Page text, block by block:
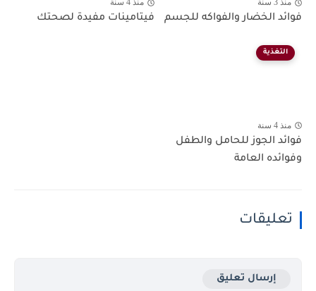
منذ 3 سنة
فوائد الخضار والفواكه للجسم
منذ 4 سنة
فيتامينات مفيدة لصحتك
التغذية
منذ 4 سنة
فوائد الجوز للحامل والطفل
وفوائده العامة
تعليقات
إرسال تعليق